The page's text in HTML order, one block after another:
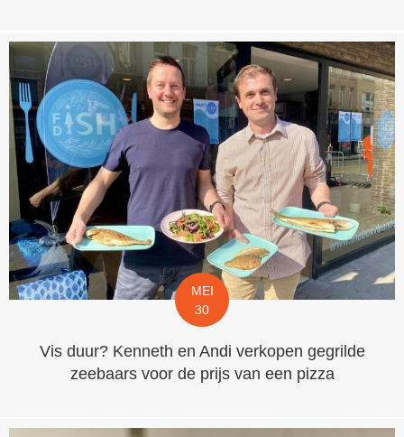
MEI
30
Vis duur? Kenneth en Andi verkopen gegrilde
zeebaars voor de prijs van een pizza